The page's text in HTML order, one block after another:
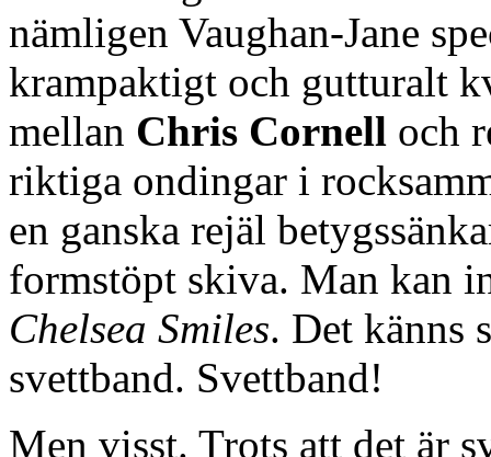
nämligen Vaughan-Jane
krampaktigt och gutturalt
mellan Chris Cornell och
riktiga ondingar i
en ganska rejäl
formstöpt skiva. Man kan
Chelsea Smiles. Det känns
svettband. Svettband!
Men visst. Trots att det är